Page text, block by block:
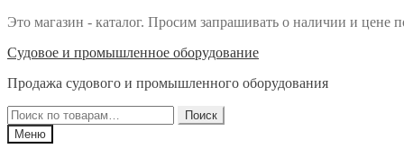
Это магазин - каталог. Просим запрашивать о наличии и цене
Перейти
навигации
Перейти
содержимому
Судовое и промышленное оборудование
Продажа судового и промышленного оборудования
Искать:
Поиск
Меню